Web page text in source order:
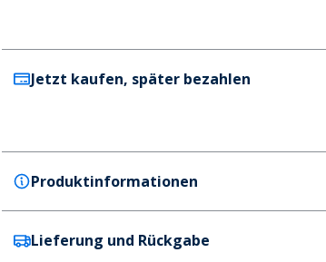
Jetzt kaufen, später bezahlen
Produktinformationen
HUGO
Lieferung und Rückgabe